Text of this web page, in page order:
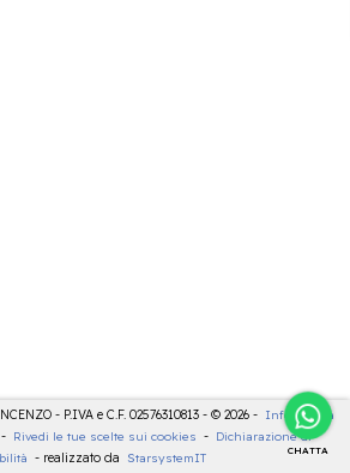
CHATTA
- P.IVA e C.F. 02576310813 - © 2026 - Informativa
- Rivedi le tue scelte sui cookies - Dichiarazione di
- realizzato da StarsystemIT